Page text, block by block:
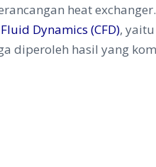
heat
Dynamics (CFD),
diperoleh hasil yang